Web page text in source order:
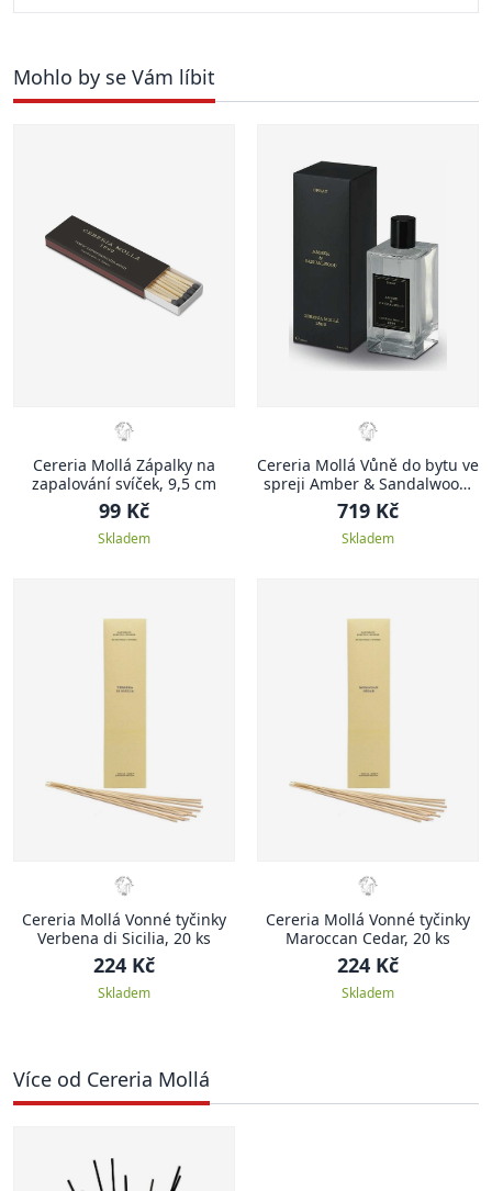
Mohlo by se Vám líbit
Cereria Mollá Zápalky na
zapalování svíček, 9,5 cm
99 Kč
Skladem
Cereria Mollá Vůně do bytu ve
spreji Amber & Sandalwood,
100 ml
719 Kč
Skladem
Cereria Mollá Vonné tyčinky
Verbena di Sicilia, 20 ks
224 Kč
Skladem
Cereria Mollá Vonné tyčinky
Maroccan Cedar, 20 ks
224 Kč
Skladem
Více od Cereria Mollá